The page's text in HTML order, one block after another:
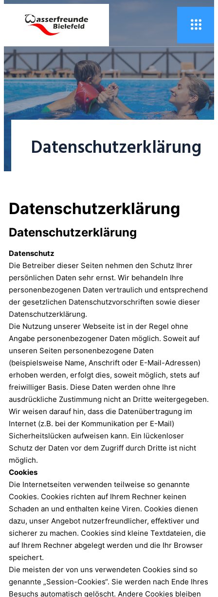
Datenschutzerklärung
Datenschutzerklärung
Datenschutzerklärung
Datenschutz
Die Betreiber dieser Seiten nehmen den Schutz Ihrer
persönlichen Daten sehr ernst. Wir behandeln Ihre
personenbezogenen Daten vertraulich und entsprechend
der gesetzlichen Datenschutzvorschriften sowie dieser
Datenschutzerklärung.
Die Nutzung unserer Webseite ist in der Regel ohne
Angabe personenbezogener Daten möglich. Soweit auf
unseren Seiten personenbezogene Daten
(beispielsweise Name, Anschrift oder E-Mail-Adressen)
erhoben werden, erfolgt dies, soweit möglich, stets auf
freiwilliger Basis. Diese Daten werden ohne Ihre
ausdrückliche Zustimmung nicht an Dritte weitergegeben.
Wir weisen darauf hin, dass die Datenübertragung im
Internet (z.B. bei der Kommunikation per E-Mail)
Sicherheitslücken aufweisen kann. Ein lückenloser
Schutz der Daten vor dem Zugriff durch Dritte ist nicht
möglich.
Cookies
Die Internetseiten verwenden teilweise so genannte
Cookies. Cookies richten auf Ihrem Rechner keinen
Schaden an und enthalten keine Viren. Cookies dienen
dazu, unser Angebot nutzerfreundlicher, effektiver und
sicherer zu machen. Cookies sind kleine Textdateien, die
auf Ihrem Rechner abgelegt werden und die Ihr Browser
speichert.
Die meisten der von uns verwendeten Cookies sind so
genannte „Session-Cookies“. Sie werden nach Ende Ihres
Besuchs automatisch gelöscht. Andere Cookies bleiben